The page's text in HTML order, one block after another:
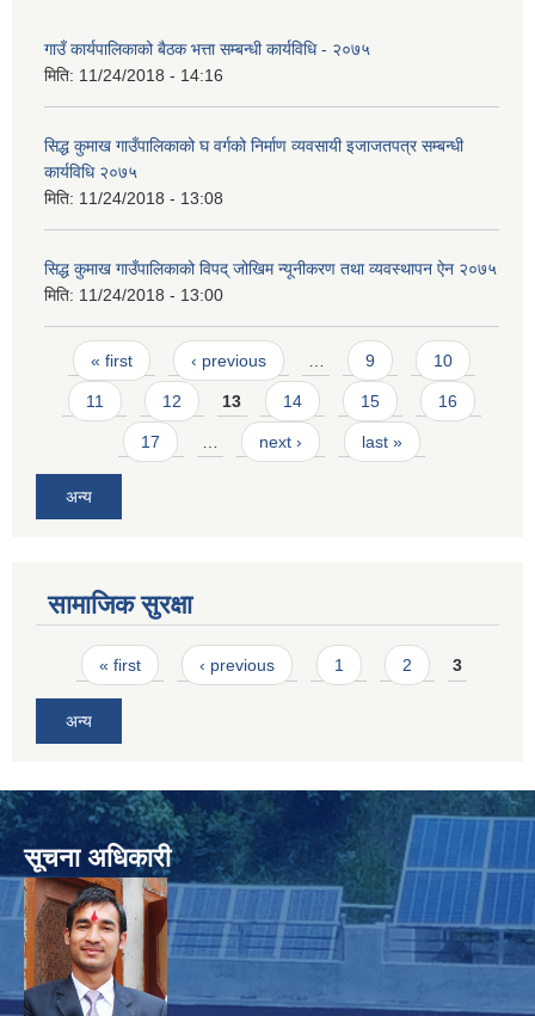
गाउँ कार्यपालिकाको बैठक भत्ता सम्बन्धी कार्यविधि - २०७५
मिति: 11/24/2018 - 14:16
सिद्ध कुमाख गाउँपालिकाको घ वर्गको निर्माण व्यवसायी इजाजतपत्र सम्बन्धी
कार्यविधि २०७५
मिति: 11/24/2018 - 13:08
सिद्ध कुमाख गाउँपालिकाको विपद् जोखिम न्यूनीकरण तथा व्यवस्थापन ऐन २०७५
मिति: 11/24/2018 - 13:00
Pages
« first ‹ previous 9 10
11 12 13 14 15 16
17 next › last »
अन्य
सामाजिक सुरक्षा
Pages
« first ‹ previous 1 2 3
अन्य
सूचना अधिकारी